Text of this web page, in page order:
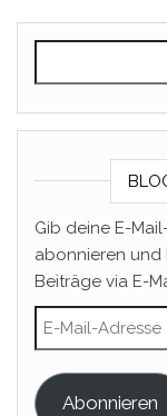
Gib deine E-
abonnieren
Beiträge via E-
E-Mail-Adresse
Abonnieren